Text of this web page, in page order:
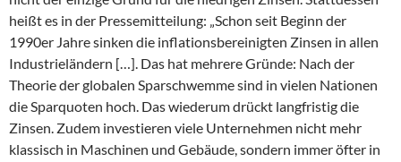
heißt es in der Pressemitteilung: „Schon seit Beginn der
1990er Jahre sinken die inflationsbereinigten Zinsen in allen
Industrieländern […]. Das hat mehrere Gründe: Nach der
Theorie der globalen Sparschwemme sind in vielen Nationen
die Sparquoten hoch. Das wiederum drückt langfristig die
Zinsen. Zudem investieren viele Unternehmen nicht mehr
klassisch in Maschinen und Gebäude, sondern immer öfter in